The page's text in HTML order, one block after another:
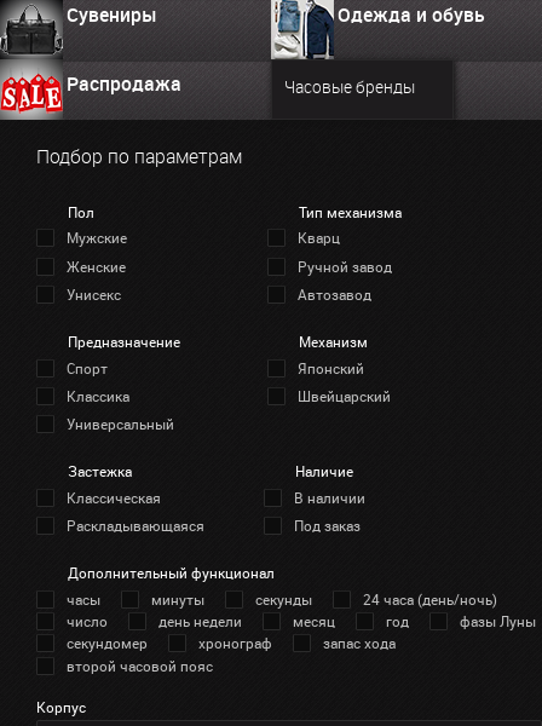
Сувениры Одежда и обувь
Распродажа Часовые бренды
Подбор по параметрам
Пол
Мужские
Женские
Унисекс
Тип механизма
Кварц
Ручной завод
Автозавод
Предназначение
Спорт
Классика
Универсальный
Механизм
Японский
Швейцарский
Застежка
Классическая
Раскладывающаяся
Наличие
В наличии
Под заказ
Дополнительный функционал
часы
минуты секунды
24 часа (день/ночь)
число
день недели месяц год
фазы Луны
секундомер
хронограф
запас хода
второй часовой пояс
Корпус